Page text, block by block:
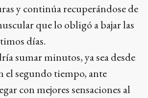
y continúa recuperándose de
que lo obligó a bajar las
días.
sumar minutos, ya sea desde
el segundo tiempo, ante
con mejores sensaciones al